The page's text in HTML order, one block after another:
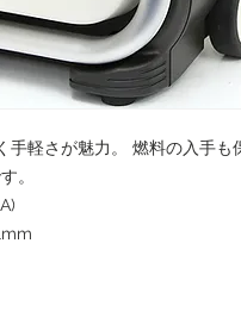
手軽さが魅力。 燃料の入手も
。